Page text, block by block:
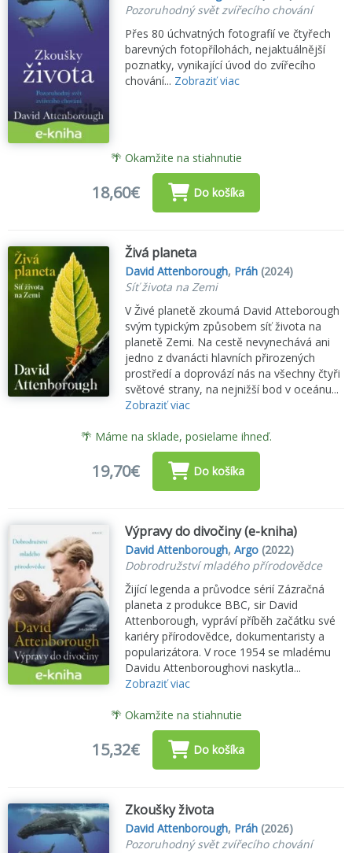
Pozoruhodný svět zvířecího chování
Přes 80 úchvatných fotografií ve čtyřech
barevných fotopřílohách, nejaktuálnější
poznatky, vynikající úvod do zvířecího
chování... Zobraziť viac
🌴 Okamžite na stiahnutie
18,60€ Do košíka
Živá planeta
David Attenborough, Práh (2024)
Síť života na Zemi
V Živé planetě zkoumá David Atteborough
svým typickým způsobem síť života na
planetě Zemi. Na cestě nevynechává ani
jedno z dvanácti hlavních přirozených
prostředí a doprovází nás na všechny čtyři
světové strany, na nejnižší bod v oceánu...
Zobraziť viac
🌴 Máme na sklade, posielame ihneď.
19,70€ Do košíka
Výpravy do divočiny (e-kniha)
David Attenborough,Argo (2022)
Dobrodružství mladého přírodovědce
Žijící legenda a průvodce sérií Zázračná
planeta z produkce BBC, sir David
Attenborough, vypráví příběh začátku své
kariéry přírodovědce, dokumentaristy a
popularizátora. V roce 1954 se mladému
Davidu Attenboroughovi naskytla...
Zobraziť viac
🌴 Okamžite na stiahnutie
15,32€ Do košíka
Zkoušky života
David Attenborough, Práh (2026)
Pozoruhodný svět zvířecího chování